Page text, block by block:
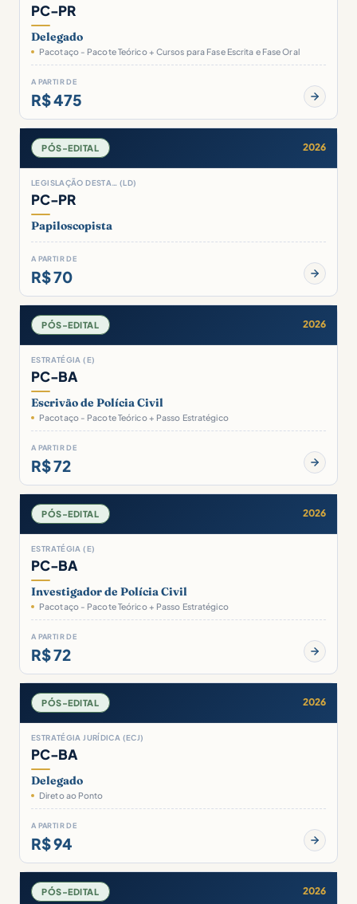
PC-PR
Delegado
Pacotaço - Pacote Teórico + Cursos para Fase Escrita e Fase Oral
A PARTIR DE
R$ 475
PÓS-EDITAL 2026
LEGISLAÇÃO DESTA… (LD)
PC-PR
Papiloscopista
A PARTIR DE
R$ 70
PÓS-EDITAL 2026
ESTRATÉGIA (E)
PC-BA
Escrivão de Polícia Civil
Pacotaço - Pacote Teórico + Passo Estratégico
A PARTIR DE
R$ 72
PÓS-EDITAL 2026
ESTRATÉGIA (E)
PC-BA
Investigador de Polícia Civil
Pacotaço - Pacote Teórico + Passo Estratégico
A PARTIR DE
R$ 72
PÓS-EDITAL 2026
ESTRATÉGIA JURÍDICA (ECJ)
PC-BA
Delegado
Direto ao Ponto
A PARTIR DE
R$ 94
PÓS-EDITAL 2026